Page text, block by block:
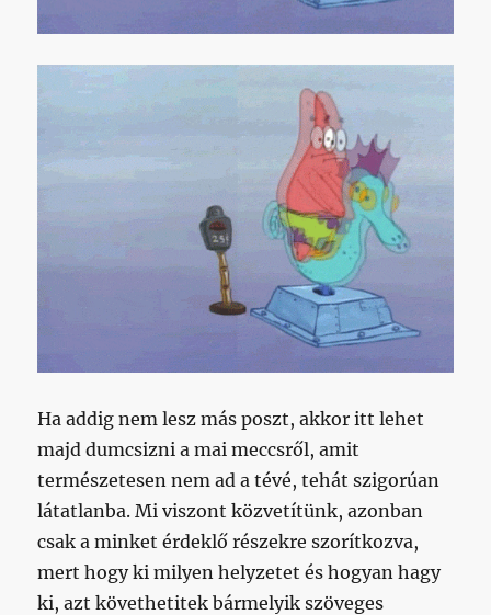
Ha addig nem lesz más poszt, akkor itt lehet
majd dumcsizni a mai meccsről, amit
természetesen nem ad a tévé, tehát szigorúan
látatlanba. Mi viszont közvetítünk, azonban
csak a minket érdeklő részekre szorítkozva,
mert hogy ki milyen helyzetet és hogyan hagy
ki, azt követhetitek bármelyik szöveges